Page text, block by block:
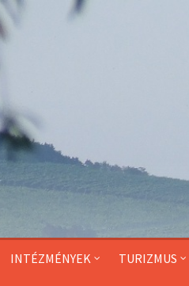
INTÉZMÉNYEK TURIZMUS